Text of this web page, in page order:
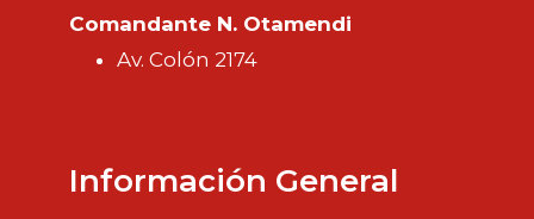
Comandante N. Otamendi
Av. Colón 2174
Información General